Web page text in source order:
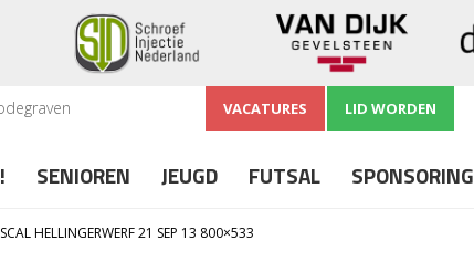
VACATURES LID WORDEN
SENIOREN JEUGD FUTSAL SPONSORING
HELLINGERWERF 21 SEP 13 800×533